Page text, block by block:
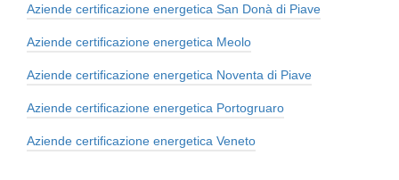
Aziende certificazione energetica San Donà di Piave
Aziende certificazione energetica Meolo
Aziende certificazione energetica Noventa di Piave
Aziende certificazione energetica Portogruaro
Aziende certificazione energetica Veneto